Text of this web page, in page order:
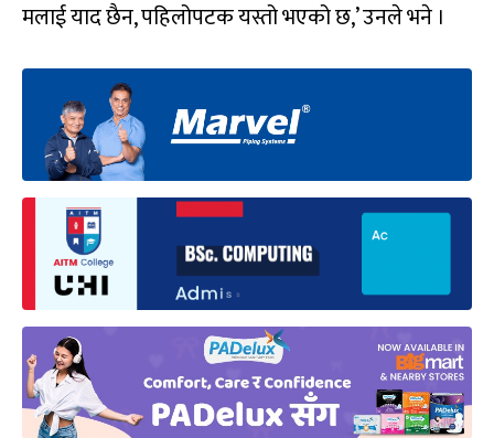
मलाई याद छैन, पहिलोपटक यस्तो भएको छ,’ उनले भने ।